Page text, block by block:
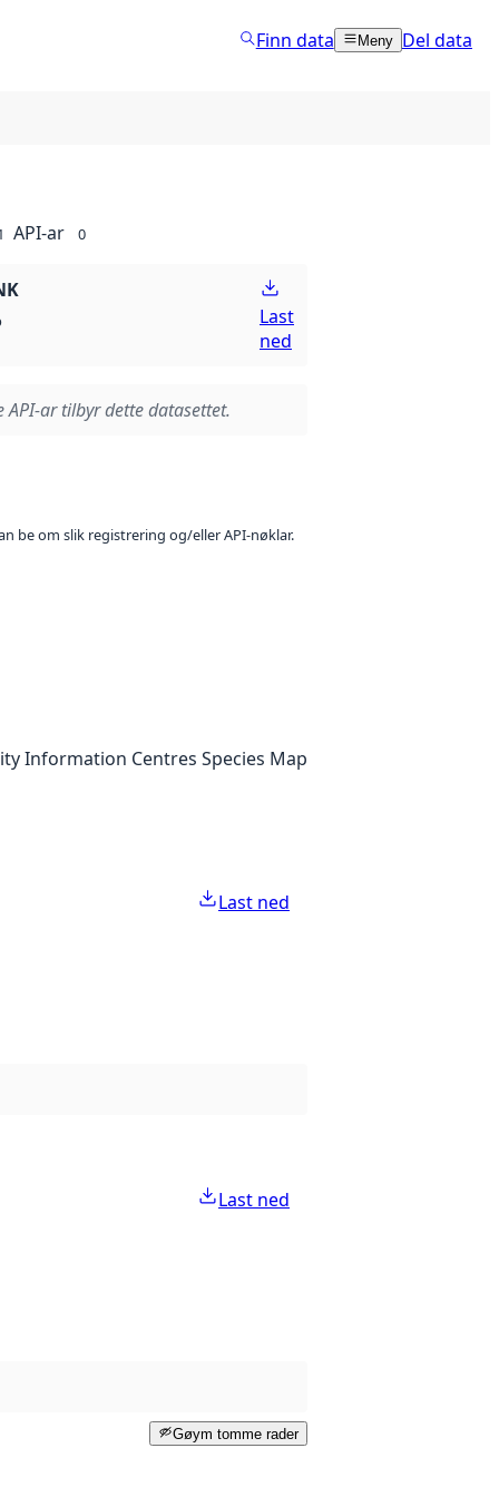
Finn data Meny Del data
API-ar 0
Last
ned
API-ar tilbyr dette datasettet.
be om slik registrering og/eller API-nøklar.
Information Centres Species Map
Last ned
Last ned
Gøym tomme rader